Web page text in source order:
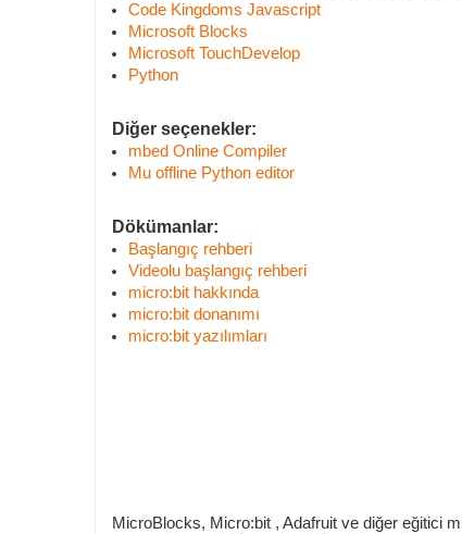
Code Kingdoms Javascript
Microsoft Blocks
Microsoft TouchDevelop
Python
Diğer seçenekler:
mbed Online Compiler
Mu offline Python editor
Dökümanlar:
Başlangıç rehberi
Videolu başlangıç rehberi
micro:bit hakkında
micro:bit donanımı
micro:bit yazılımları
MicroBlocks, Micro:bit , Adafruit ve diğer eğitici